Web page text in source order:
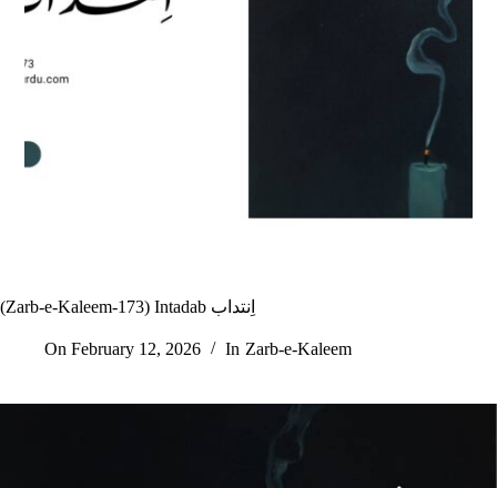
(Zarb-e-Kaleem-173) Intadab اِنتداب
On February 12, 2026 In Zarb-e-Kaleem